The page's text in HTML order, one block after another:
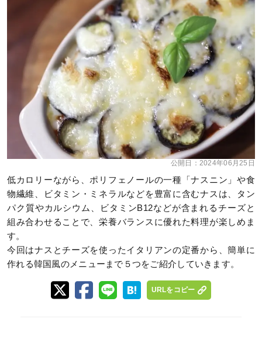
公開日： 2024年06月25日
低カロリーながら、ポリフェノールの一種「ナスニン」や食
物繊維、ビタミン・ミネラルなどを豊富に含むナスは、タン
パク質やカルシウム、ビタミンB12などが含まれるチーズと
組み合わせることで、栄養バランスに優れた料理が楽しめま
す。
今回はナスとチーズを使ったイタリアンの定番から、簡単に
作れる韓国風のメニューまで５つをご紹介していきます。
URLをコピー